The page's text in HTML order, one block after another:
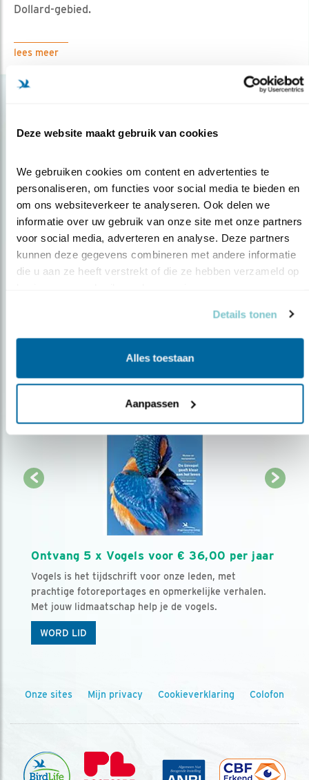
Deze website maakt gebruik van cookies
We gebruiken cookies om content en advertenties te
personaliseren, om functies voor social media te bieden en
om ons websiteverkeer te analyseren. Ook delen we
informatie over uw gebruik van onze site met onze partners
voor social media, adverteren en analyse. Deze partners
kunnen deze gegevens combineren met andere informatie
die u aan ze heeft verstrekt of die ze hebben verzameld op
Details tonen
Alles toestaan
Aanpassen
Dollard-gebied.
lees meer
Op de hoogte blijven?
over vogels en activiteiten van Vogelbescherming.
AANMELDEN VOGELNIEUWS
Ontvang 5 x Vogels voor € 36,00 per jaar
Vogels is het tijdschrift voor onze leden, met
prachtige fotoreportages en opmerkelijke verhalen.
Met jouw lidmaatschap help je de vogels.
WORD LID
Onze sites Mijn privacy Cookieverklaring Colofon